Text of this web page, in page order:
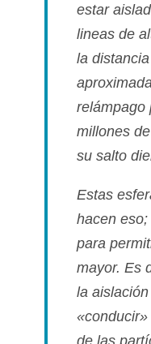
estar
lineas de
la
relámpago
millones
su salto
Estas
hacen
para
mayor. Es
la
de las